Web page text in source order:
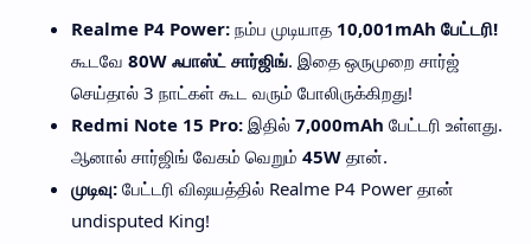
Realme P4 Power: நம்ப முடியாத 10,001mAh பேட்டரி!
கூடவே 80W ஃபாஸ்ட் சார்ஜிங். இதை ஒருமுறை சார்ஜ்
செய்தால் 3 நாட்கள் கூட வரும் போலிருக்கிறது!
Redmi Note 15 Pro: இதில் 7,000mAh பேட்டரி உள்ளது.
ஆனால் சார்ஜிங் வேகம் வெறும் 45W தான்.
முடிவு: பேட்டரி விஷயத்தில் Realme P4 Power தான்
undisputed King!